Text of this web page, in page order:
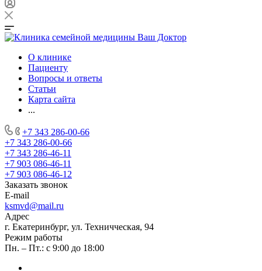
О клинике
Пациенту
Вопросы и ответы
Статьи
Карта сайта
...
+7 343 286-00-66
+7 343 286-00-66
+7 343 286-46-11
+7 903 086-46-11
+7 903 086-46-12
Заказать звонок
E-mail
ksmvd@mail.ru
Адрес
г. Екатеринбург, ул. Техничческая, 94
Режим работы
Пн. – Пт.: с 9:00 до 18:00